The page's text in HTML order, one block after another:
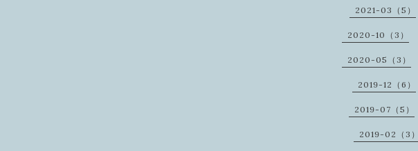
2021-03（5）
2020-10（3）
2020-05（3）
2019-12（6）
2019-07（5）
2019-02（3）